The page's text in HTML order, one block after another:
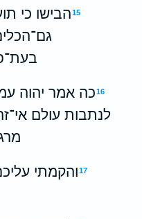
15הבישו כי
16כה אמר יהוה
לנתבות עולם
17והקמתי